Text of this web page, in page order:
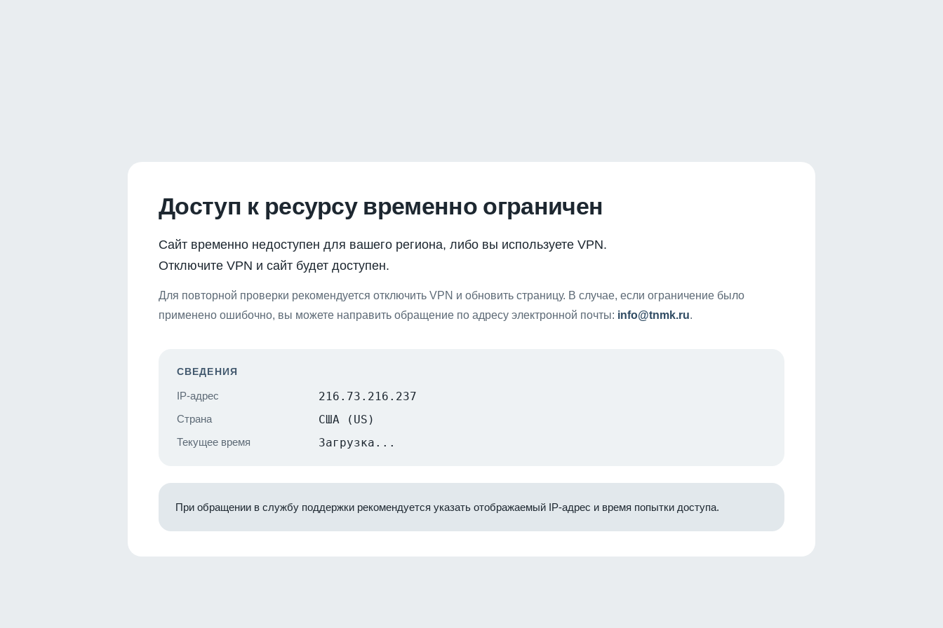
Доступ к ресурсу временно ограничен
Сайт временно недоступен для вашего региона, либо вы используете VPN.
Отключите VPN и сайт будет доступен.
Для повторной проверки рекомендуется отключить VPN и обновить страницу. В случае, если ограничение было
применено ошибочно, вы можете направить обращение по адресу электронной почты: info@tnmk.ru.
СВЕДЕНИЯ
IP-адрес 216.73.216.237
Страна США (US)
Текущее время Загрузка...
При обращении в службу поддержки рекомендуется указать отображаемый IP-адрес и время попытки доступа.